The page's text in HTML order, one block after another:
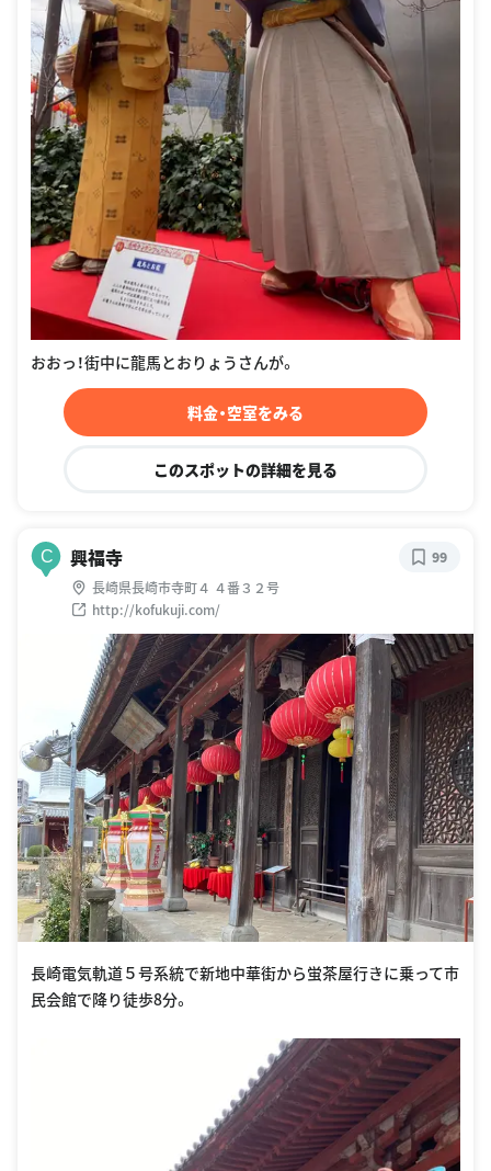
おおっ！街中に龍馬とおりょうさんが。
料金・空室をみる
このスポットの詳細を見る
C 興福寺
長崎県長崎市寺町４ ４番３２号
http://kofukuji.com/
99
長崎電気軌道５号系統で新地中華街から蛍茶屋行きに乗って市
民会館で降り徒歩8分。